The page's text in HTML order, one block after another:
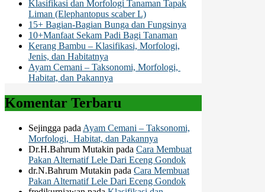
Klasifikasi dan Morfologi Tanaman Tapak
Liman (Elephantopus scaber L)
15+ Bagian-Bagian Bunga dan Fungsinya
10+Manfaat Sekam Padi Bagi Tanaman
Kerang Bambu – Klasifikasi, Morfologi,
Jenis, dan Habitatnya
Ayam Cemani – Taksonomi, Morfologi,
Habitat, dan Pakannya
Komentar Terbaru
Sejingga pada Ayam Cemani – Taksonomi,
Morfologi, Habitat, dan Pakannya
Dr.H.Bahrum Mutakin pada Cara Membuat
Pakan Alternatif Lele Dari Eceng Gondok
dr.N.Bahrum Mutakin pada Cara Membuat
Pakan Alternatif Lele Dari Eceng Gondok